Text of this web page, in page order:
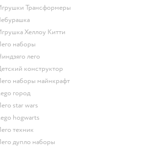
Игрушки Трансформеры
Чебурашка
Игрушка Хеллоу Китти
Лего наборы
Ниндзяго лего
Детский конструктор
Лего наборы майнкрафт
Lego город
Лего star wars
Lego hogwarts
Лего техник
Лего дупло наборы